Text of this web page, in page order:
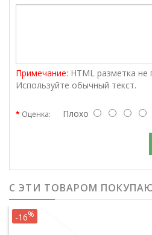
Примечание: HTML разметка не
Используйте обычный текст.
Оценка: Плохо
С ЭТИ ТОВАРОМ
-16%